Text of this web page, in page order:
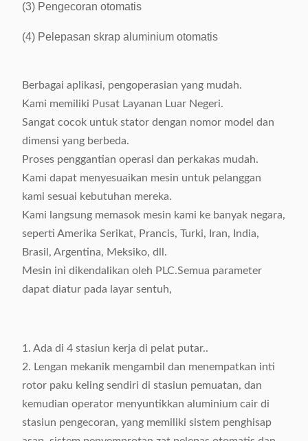
Dimensi (L)1350×(W)1400×(H)2200mm
(3) Pengecoran otomatis
(4) Pelepasan skrap aluminium otomatis
Berbagai aplikasi, pengoperasian yang mudah.
Kami memiliki Pusat Layanan Luar Negeri.
Sangat cocok untuk stator dengan nomor model dan
dimensi yang berbeda.
Proses penggantian operasi dan perkakas mudah.
Kami dapat menyesuaikan mesin untuk pelanggan
kami sesuai kebutuhan mereka.
Kami langsung memasok mesin kami ke banyak negara,
seperti Amerika Serikat, Prancis, Turki, Iran, India,
Brasil, Argentina, Meksiko, dll.
Mesin ini dikendalikan oleh PLC.Semua parameter
dapat diatur pada layar sentuh,
1. Ada di 4 stasiun kerja di pelat putar..
2. Lengan mekanik mengambil dan menempatkan inti
rotor paku keling sendiri di stasiun pemuatan, dan
kemudian operator menyuntikkan aluminium cair di
stasiun pengecoran, yang memiliki sistem penghisap